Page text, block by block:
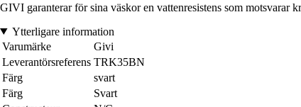
GIVI garanterar för sina väskor en vattenresistens som motsvarar
Ytterligare information
Varumärke
Givi
Leverantörsreferens TRK35BN
Färg
svart
Färg
Svart